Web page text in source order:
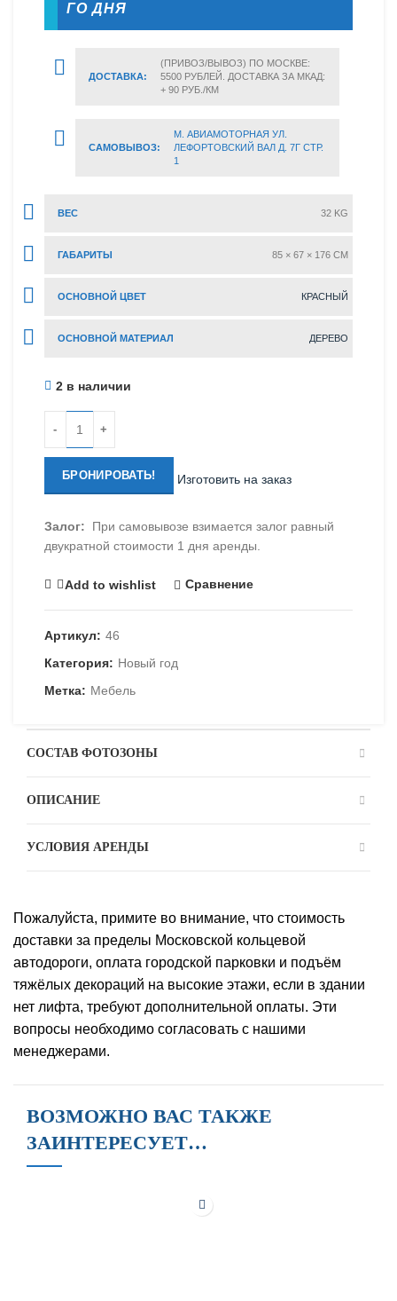
ГО ДНЯ
ДОСТАВКА:
(ПРИВОЗ/ВЫВОЗ) ПО МОСКВЕ:
5500 РУБЛЕЙ. ДОСТАВКА ЗА МКАД:
+ 90 РУБ./КМ
САМОВЫВОЗ:
М. АВИАМОТОРНАЯ УЛ.
ЛЕФОРТОВСКИЙ ВАЛ Д. 7Г СТР.
1
ВЕС 32 KG
ГАБАРИТЫ 85 × 67 × 176 CM
ОСНОВНОЙ ЦВЕТ КРАСНЫЙ
ОСНОВНОЙ МАТЕРИАЛ ДЕРЕВО
2 в наличии
БРОНИРОВАТЬ! Изготовить на заказ
Залог: При самовывозе взимается залог равный
двукратной стоимости 1 дня аренды.
Add to wishlist Сравнение
Артикул: 46
Категория: Новый год
Метка: Мебель
СОСТАВ ФОТОЗОНЫ
ОПИСАНИЕ
УСЛОВИЯ АРЕНДЫ
Пожалуйста, примите во внимание, что стоимость
доставки за пределы Московской кольцевой
автодороги, оплата городской парковки и подъём
тяжёлых декораций на высокие этажи, если в здании
нет лифта, требуют дополнительной оплаты. Эти
вопросы необходимо согласовать с нашими
менеджерами.
ВОЗМОЖНО ВАС ТАКЖЕ
ЗАИНТЕРЕСУЕТ…